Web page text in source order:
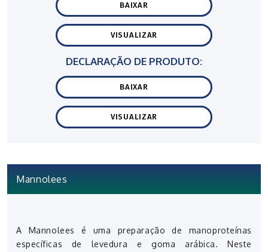
BAIXAR
VISUALIZAR
DECLARAÇÃO DE PRODUTO:
BAIXAR
VISUALIZAR
Mannolees
A Mannolees é uma preparação de manoproteínas
específicas de levedura e goma arábica. Neste